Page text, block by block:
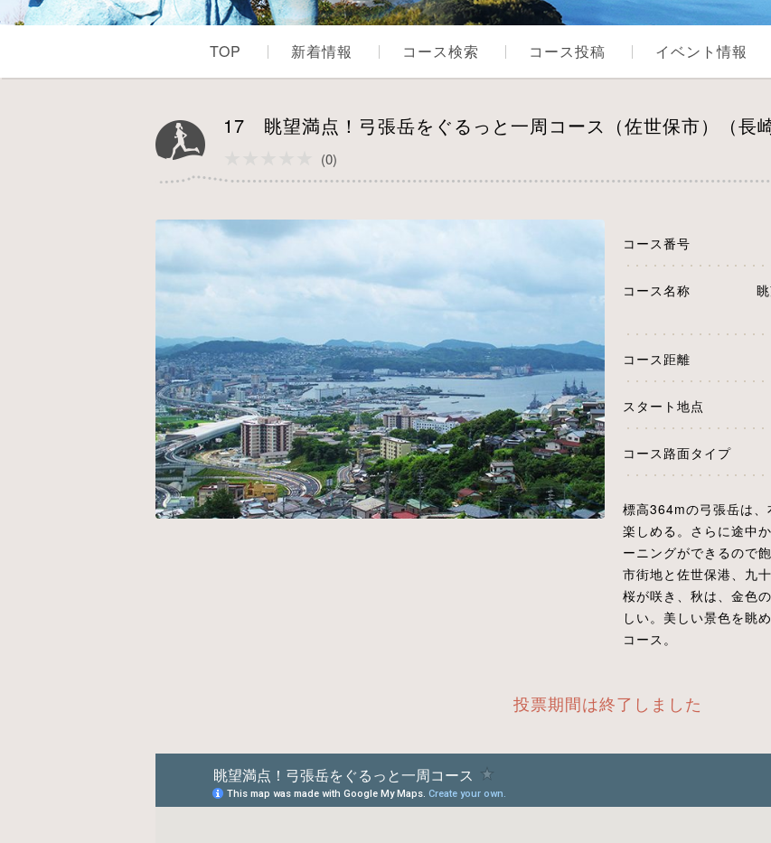
TOP 新着情報 コース検索 コース投稿 イベント情報
17 眺望満点！弓張岳をぐるっと一周コース（佐世保市）（長崎
(0)
コース番号
コース名称
コース距離
スタート地点
コース路面タイプ
標高364mの弓張岳は
楽しめる。さらに途中
ーニングができるので
市街地と佐世保港、九
桜が咲き、秋は、金色
しい。美しい景色を眺
コース。
投票期間は終了しました